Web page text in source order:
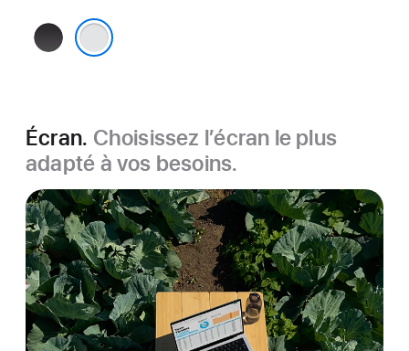
Noir sidéral
Écran. Choisissez l’écran le plus
adapté à vos besoins.